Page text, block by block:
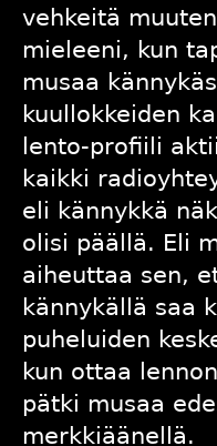
vehkeitä
mieleeni, kun
musaa
kuullokkeiden
lento-profiili
kaikki
eli kännykkä
olisi päällä. Eli
aiheuttaa sen,
kännykällä saa
puheluiden
kun ottaa
pätki musaa
merkkiäänellä.